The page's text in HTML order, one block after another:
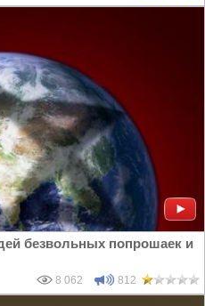
безвольных попрошаек и
8 062 812